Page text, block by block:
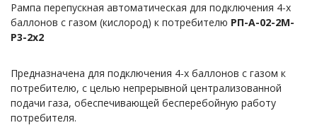
Рампа перепускная автоматическая для подключения 4-х
баллонов с газом (кислород) к потребителю РП-А-02-2М-
Р3-2х2
Предназначена для подключения 4-х баллонов с газом к
потребителю, с целью непрерывной централизованной
подачи газа, обеспечивающей бесперебойную работу
потребителя.